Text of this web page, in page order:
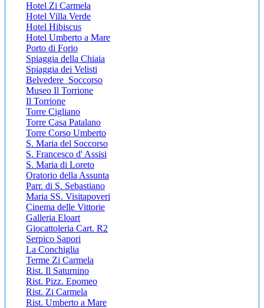
Hotel Zi Carmela
Hotel Villa Verde
Hotel Hibiscus
Hotel Umberto a Mare
Porto di Forio
Spiaggia della Chiaia
Spiaggia dei Velisti
Belvedere Soccorso
Museo Il Torrione
Il Torrione
Torre Cigliano
Torre Casa Patalano
Torre Corso Umberto
S. Maria del Soccorso
S. Francesco d' Assisi
S. Maria di Loreto
Oratorio della Assunta
Parr. di S. Sebastiano
Maria SS. Visitapoveri
Cinema delle Vittorie
Galleria Eloart
Giocattoleria Cart. R2
Serpico Sapori
La Conchiglia
Terme Zi Carmela
Rist. Il Saturnino
Rist. Pizz. Epomeo
Rist. Zi Carmela
Rist. Umberto a Mare